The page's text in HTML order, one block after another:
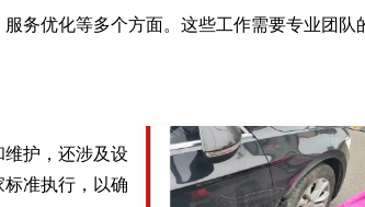
务优化等多个方面。这些工作需要专业团队
护，还涉及设
准执行，以确